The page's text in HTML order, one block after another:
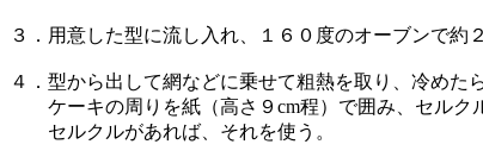
３．用意した型に流し入れ、１６０度のオーブンで約
４．型から出して網などに乗せて粗熱を取り、冷めた
ケーキの周りを紙（高さ９cm程）で囲み、セルク
セルクルがあれば、それを使う。